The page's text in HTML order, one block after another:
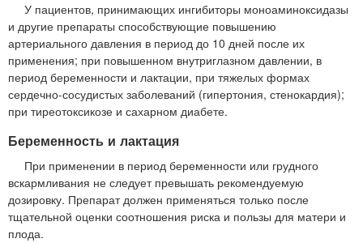
У пациентов, принимающих ингибиторы моноаминоксидазы
и другие препараты способствующие повышению
артериального давления в период до 10 дней после их
применения; при повышенном внутриглазном давлении, в
период беременности и лактации, при тяжелых формах
сердечно-сосудистых заболеваний (гипертония, стенокардия);
при тиреотоксикозе и сахарном диабете.
Беременность и лактация
При применении в период беременности или грудного
вскармливания не следует превышать рекомендуемую
дозировку. Препарат должен применяться только после
тщательной оценки соотношения риска и пользы для матери и
плода.